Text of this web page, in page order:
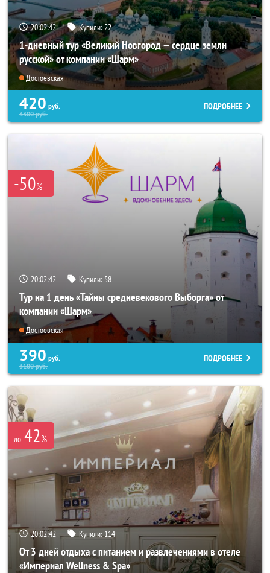
20:02:41 Купили: 22
1-дневный тур «Великий Новгород — сердце земли
русской» от компании «Шарм»
Достоевская
420 руб.
3300руб.
ПОДРОБНЕЕ
-50%
20:02:41 Купили: 58
Тур на 1 день «Тайны средневекового Выборга» от
компании «Шарм»
Достоевская
390 руб.
3100руб.
ПОДРОБНЕЕ
до 42%
20:02:41 Купили:114
От 3 дней отдыха с питанием и развлечениями в отеле
«Империал Wellness & Spa»